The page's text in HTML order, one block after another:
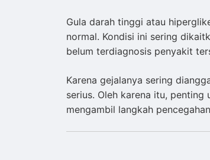
Gula darah tinggi atau
normal. Kondisi ini sering
belum terdiagnosis penyakit
Karena gejalanya sering
serius. Oleh karena itu,
mengambil langkah